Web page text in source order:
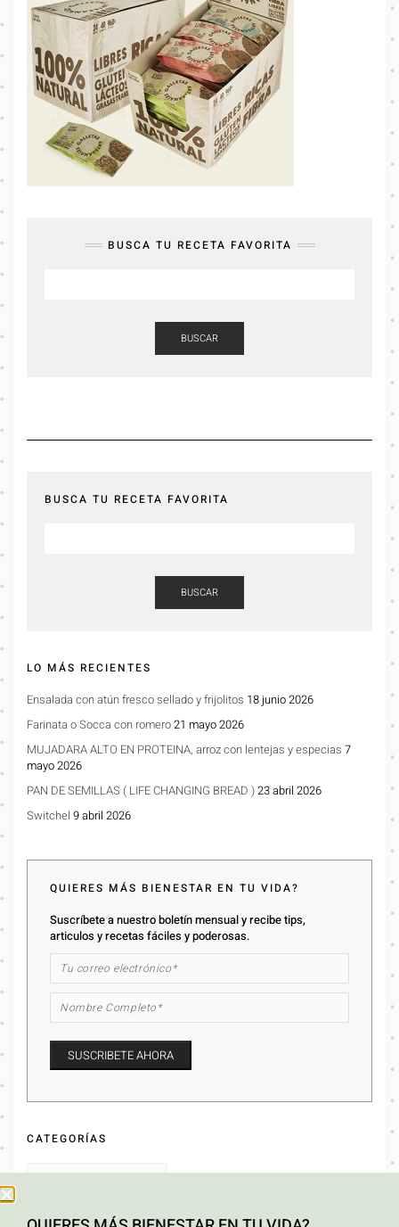
BUSCA TU RECETA FAVORITA
BUSCAR
BUSCA TU RECETA FAVORITA
BUSCAR
LO MÁS RECIENTES
Ensalada con atún fresco sellado y frijolitos 18 junio 2026
Farinata o Socca con romero21 mayo 2026
MUJADARA ALTO EN PROTEINA, arroz con lentejas y especias 7
mayo 2026
PAN DE SEMILLAS ( LIFE CHANGING BREAD )23 abril 2026
Switchel 9 abril 2026
QUIERES MÁS BIENESTAR EN TU VIDA?
Suscríbete a nuestro boletín mensual y recibe tips,
articulos y recetas fáciles y poderosas.
CATEGORÍAS